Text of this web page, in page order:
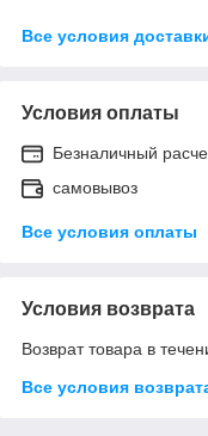
Все условия
Условия оплаты
Безналичный
самовывоз
Все условия оплаты
Условия возврата
Возврат товара в
Все условия